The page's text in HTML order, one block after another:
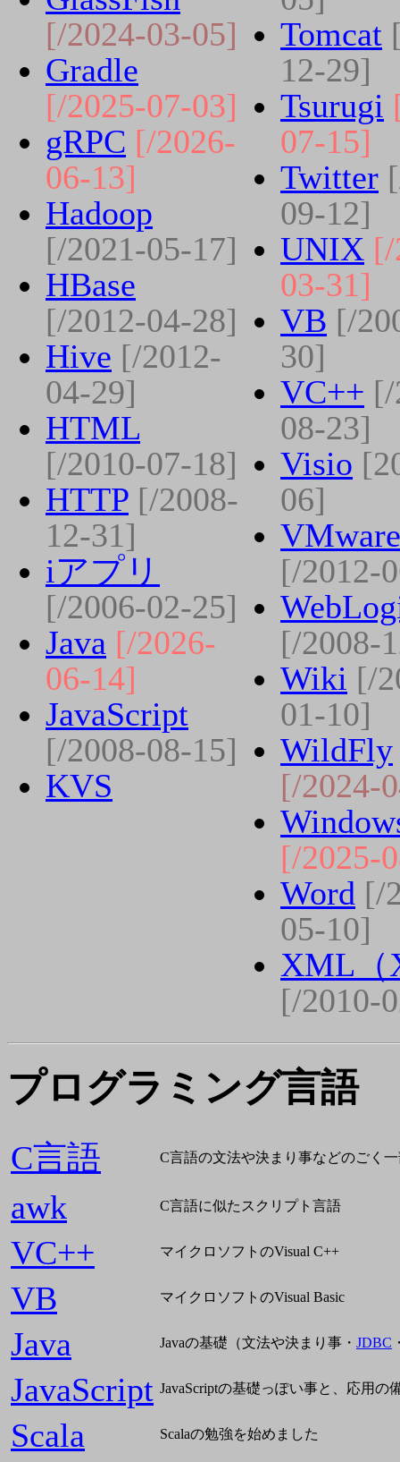
[/2024-03-05]
Gradle
[/2025-07-03]
gRPC [/2026-
06-13]
Hadoop
[/2021-05-17]
HBase
[/2012-04-28]
Hive [/2012-
04-29]
HTML
[/2010-07-18]
HTTP [/2008-
12-31]
iアプリ
[/2006-02-25]
Java [/2026-
06-14]
JavaScript
[/2008-08-15]
KVS
Tomcat
12-29]
Tsurugi
07-15]
Twitter
09-12]
UNIX
03-31]
VB [/
30]
VC++
08-23]
Visio
06]
VMware
[/2012-
[/2008-
Wiki [/
01-10]
WildFly
[/2024-
[/2025-
Word [/
05-10]
XML（
[/2010-
プログラミング言語
C言語 C言語の文法や決まり事などのごく
awk C言語に似たスクリプト言語
VC++ マイクロソフトのVisual C++
VB マイクロソフトのVisual Basic
Java Javaの基礎（文法や決まり事・ JDBC
JavaScript JavaScriptの基礎っぽい事と、応用の
Scala Scalaの勉強を始めました